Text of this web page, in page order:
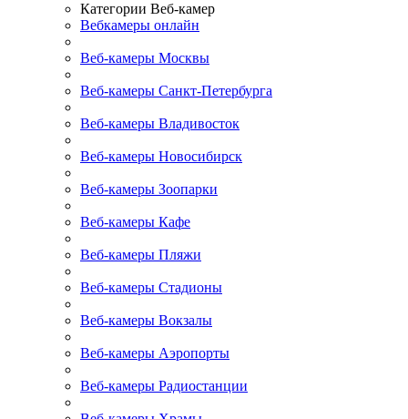
Категории Веб-камер
Вебкамеры онлайн
Веб-камеры Москвы
Веб-камеры Санкт-Петербурга
Веб-камеры Владивосток
Веб-камеры Новосибирск
Веб-камеры Зоопарки
Веб-камеры Кафе
Веб-камеры Пляжи
Веб-камеры Стадионы
Веб-камеры Вокзалы
Веб-камеры Аэропорты
Веб-камеры Радиостанции